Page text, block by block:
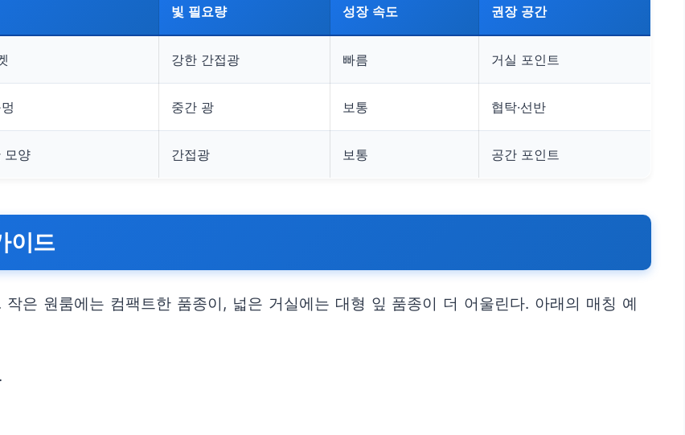
빛 필요량 성장 속도 권장 공간
강한 간접광 빠름 거실 포인트
중간 광 보통 협탁·선반
모양 간접광 보통 공간 포인트
이드
은 원룸에는 컴팩트한 품종이, 넓은 거실에는 대형 잎 품종이 더 어울린다. 아래의 매칭 예